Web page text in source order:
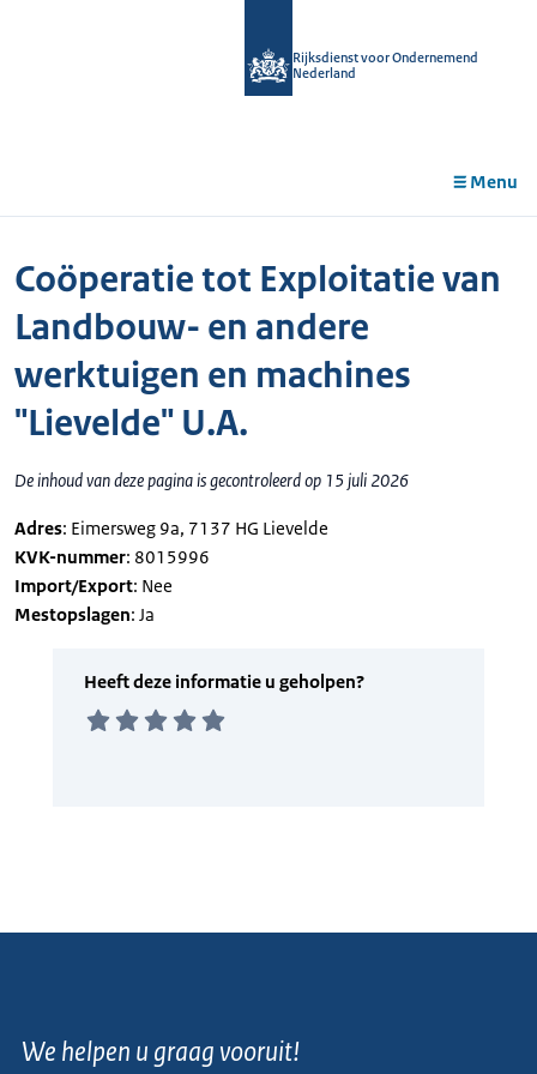
Rijksdienst voor Ondernemend
Nederland
Menu
Coöperatie tot Exploitatie van
Landbouw- en andere
werktuigen en machines
"Lievelde" U.A.
De inhoud van deze pagina is gecontroleerd op 15 juli 2026
Adres: Eimersweg 9a, 7137 HG Lievelde
KVK-nummer: 8015996
Import/Export: Nee
Mestopslagen: Ja
We helpen u graag vooruit!